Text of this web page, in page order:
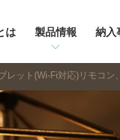
は 製品情報 納入
レット(Wi-Fi対応)リモコ